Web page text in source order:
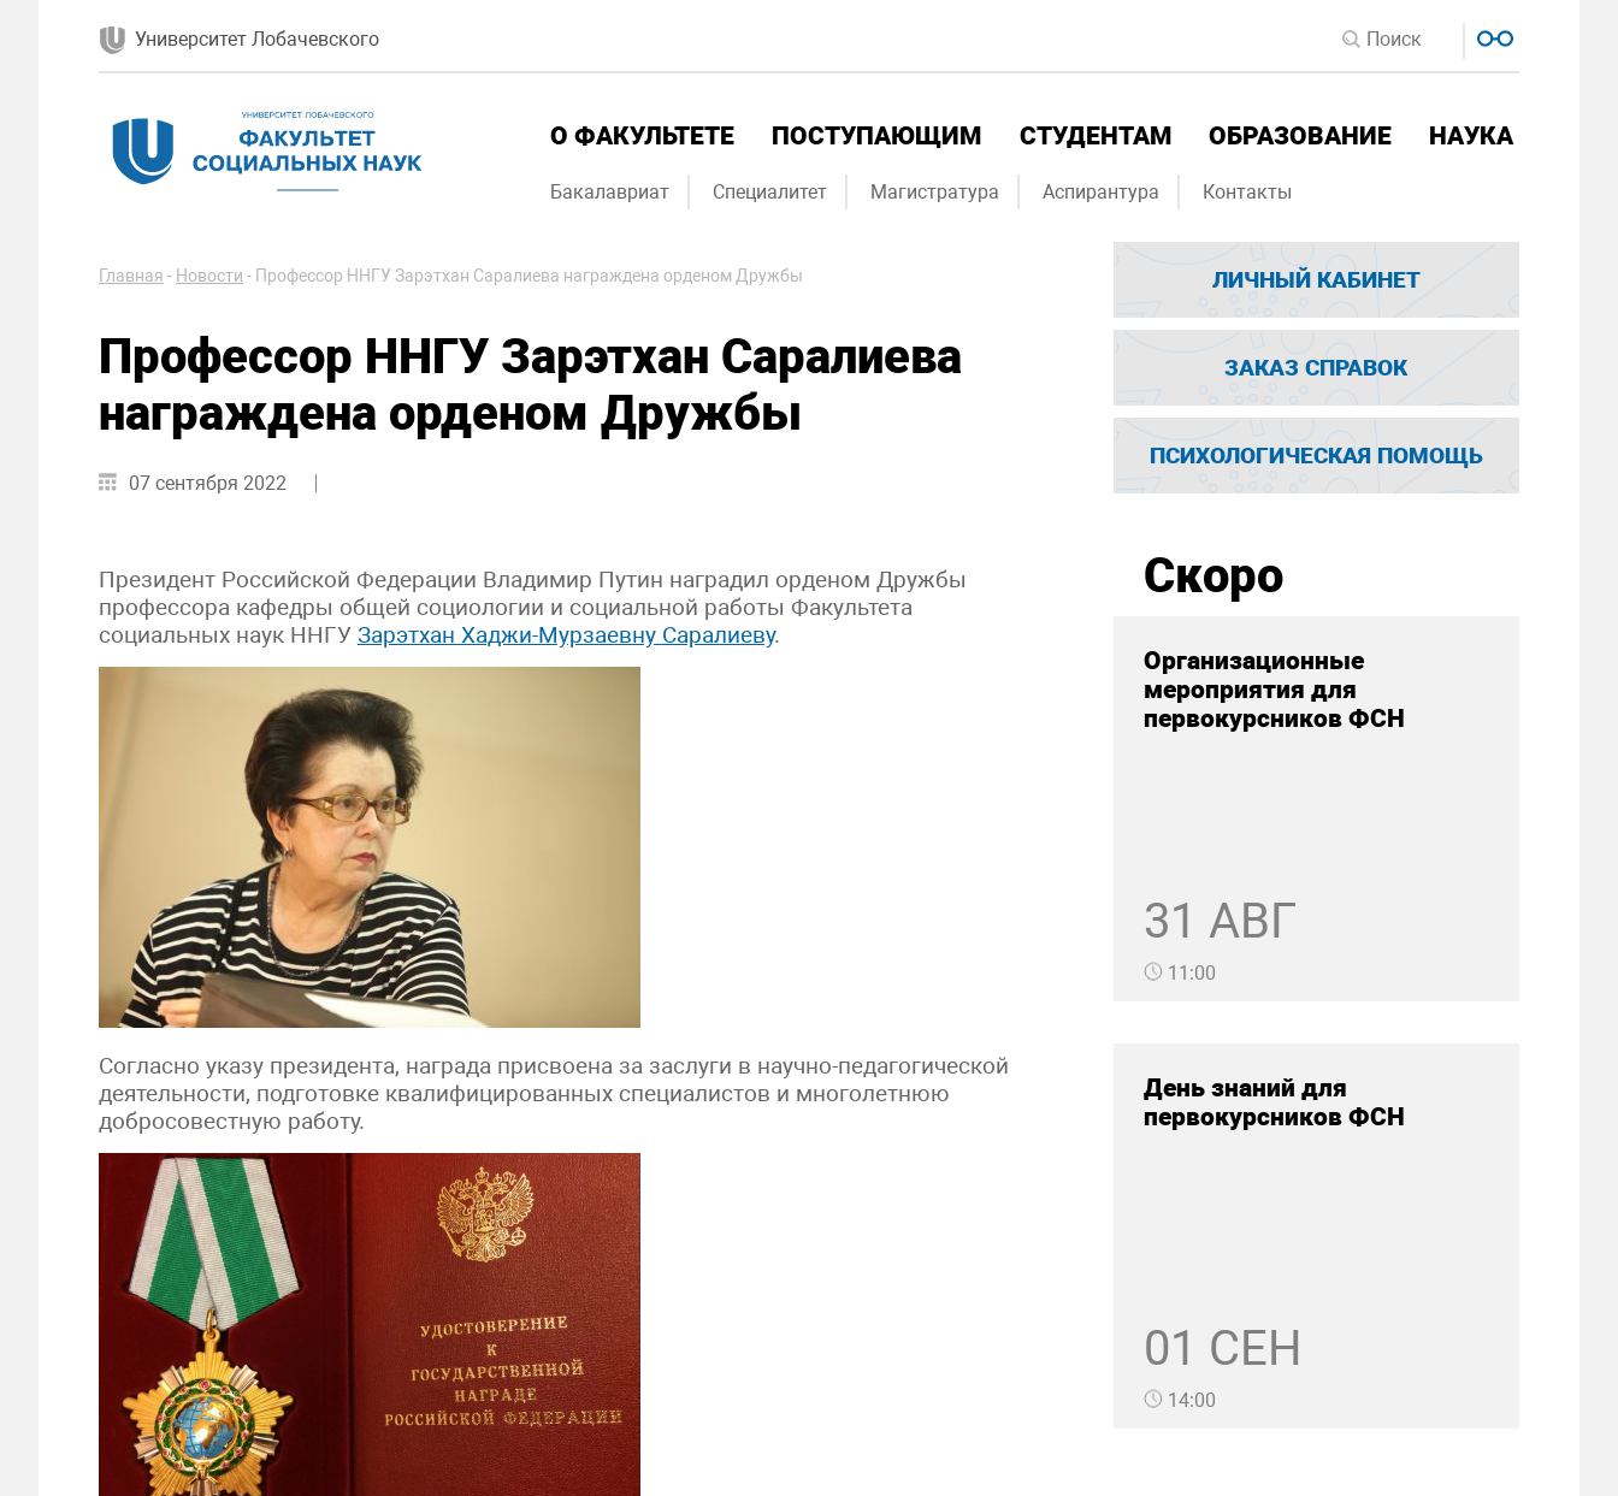
Университет Лобачевского
О ФАКУЛЬТЕТЕ ПОСТУПАЮЩИМ СТУДЕНТАМ ОБРАЗОВАНИЕ НАУКА
Бакалавриат Специалитет Магистратура Аспирантура Контакты
Главная - Новости - Профессор ННГУ Зарэтхан Саралиева награждена орденом Дружбы
Профессор ННГУ Зарэтхан Саралиева
награждена орденом Дружбы
07 сентября 2022
Президент Российской Федерации Владимир Путин наградил орденом Дружбы
профессора кафедры общей социологии и социальной работы Факультета
социальных наук ННГУ Зарэтхан Хаджи-Мурзаевну Саралиеву.
Согласно указу президента, награда присвоена за заслуги в научно-педагогической
деятельности, подготовке квалифицированных специалистов и многолетнюю
добросовестную работу.
ЛИЧНЫЙ КАБИНЕТ
ЗАКАЗ СПРАВОК
ПСИХОЛОГИЧЕСКАЯ ПОМОЩЬ
Скоро
Организационные
мероприятия для
первокурсников ФСН
31 АВГ
11:00
День знаний для
первокурсников ФСН
01 СЕН
14:00